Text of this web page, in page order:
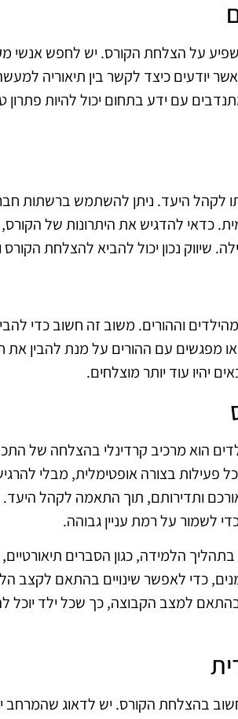
על הצלחת הקורס. יש לחפש אנשי
יודעים כיצד לקשר בין תיאוריה
עם ידע בתחום יכול להיות
לקהל היעד. ניתן להשתמש ברשתות
כדאי להדגיש את היתרונות של הקורס,
שיווק נכון יכול להביא להצלחת
וההורים. משוב זה חשוב כדי
מפגשים עם ההורים על מנת להבין את
יהיו עוד יותר מוצלחים.
הוא מרכיב קרדינלי בהצלחה של
בצורה אופטימלית, מבלי להרגיש
ותדירותם, תוך התאמה לקהל היעד.
לשמור על רמת עניין גבוהה.
הלמידה, כגון הסברים תיאורטיים,
כדי לאפשר שינויים בהתאם
למצב הקבוצה, כך שכל ילד יוכל
בהצלחת הקורס. יש לדאוג שהמרחב